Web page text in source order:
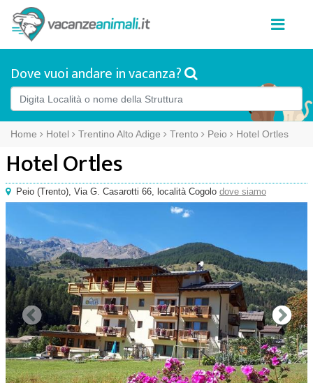
Dove vuoi andare in vacanza?
Home Hotel Trentino Alto Adige Trento Peio Hotel Ortles
Hotel Ortles
Peio (Trento), Via G. Casarotti 66, località Cogolo dove siamo